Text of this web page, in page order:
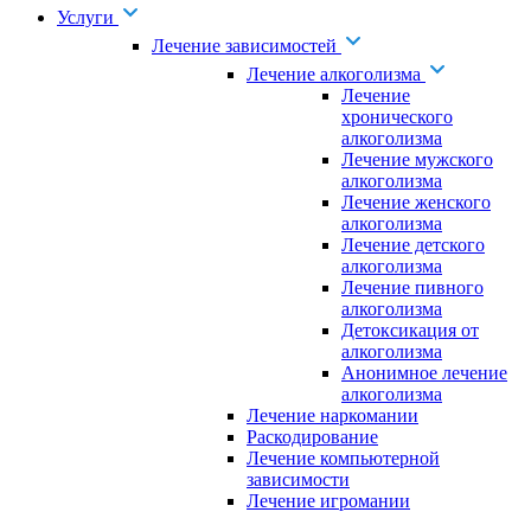
Услуги
Лечение зависимостей
Лечение алкоголизма
Лечение
хронического
алкоголизма
Лечение мужского
алкоголизма
Лечение женского
алкоголизма
Лечение детского
алкоголизма
Лечение пивного
алкоголизма
Детоксикация от
алкоголизма
Анонимное лечение
алкоголизма
Лечение наркомании
Раскодирование
Лечение компьютерной
зависимости
Лечение игромании